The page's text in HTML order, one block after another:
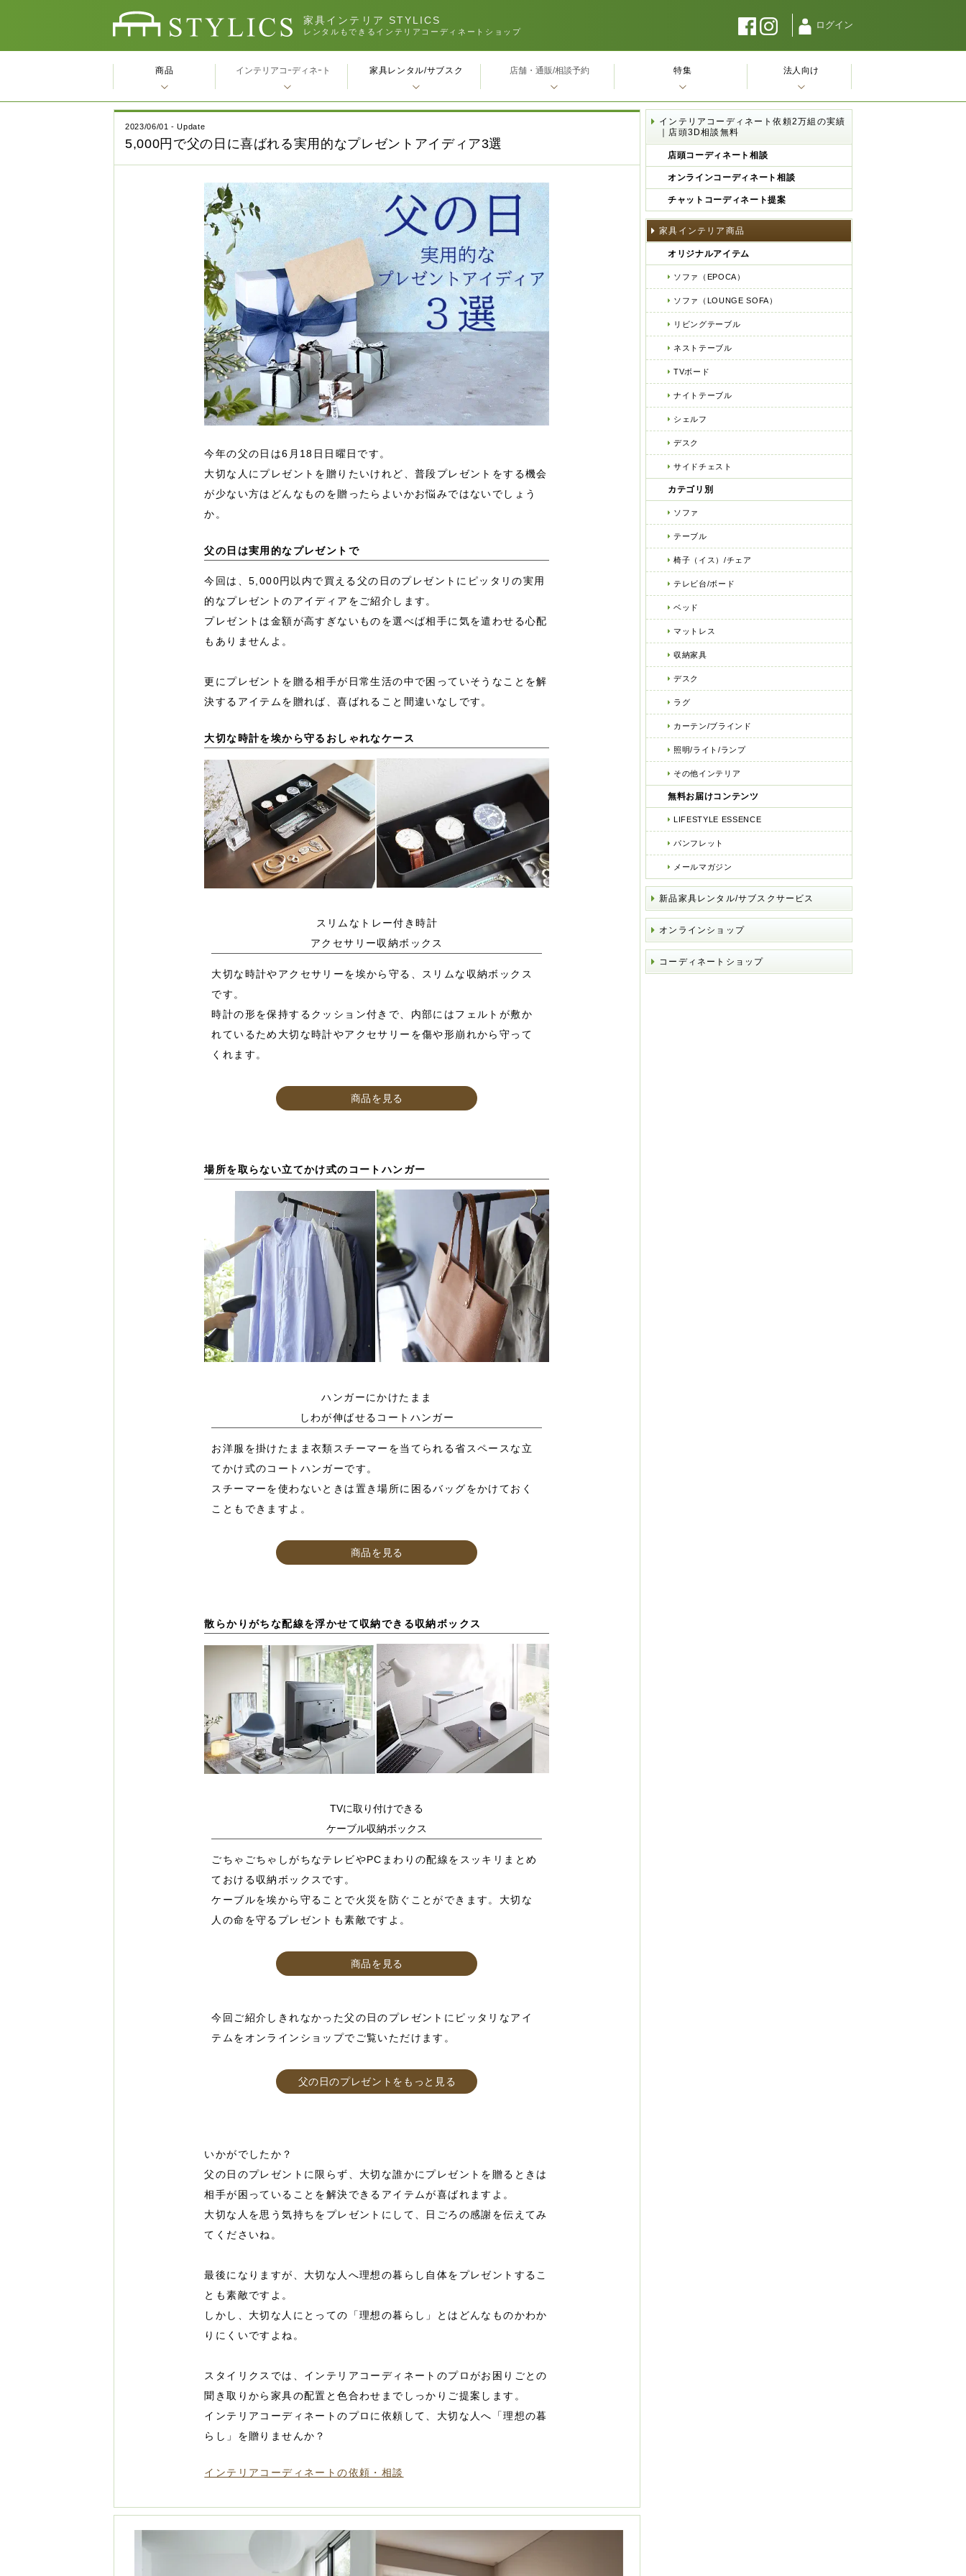
家具インテリア STYLICS
レンタルもできるインテリアコーディネートショップ
ログイン
2023/06/01 - Update
5,000円で父の日に喜ばれる実用的なプレゼントアイディア3選
今年の父の日は6月18日日曜日です。
大切な人にプレゼントを贈りたいけれど、普段プレゼントをする機会
が少ない方はどんなものを贈ったらよいかお悩みではないでしょう
か。
父の日は実用的なプレゼントで
今回は、5,000円以内で買える父の日のプレゼントにピッタリの実用
的なプレゼントのアイディアをご紹介します。
プレゼントは金額が高すぎないものを選べば相手に気を遣わせる心配
もありませんよ。
更にプレゼントを贈る相手が日常生活の中で困っていそうなことを解
決するアイテムを贈れば、喜ばれること間違いなしです。
大切な時計を埃から守るおしゃれなケース
スリムなトレー付き時計
アクセサリー収納ボックス
大切な時計やアクセサリーを埃から守る、スリムな収納ボックス
です。
時計の形を保持するクッション付きで、内部にはフェルトが敷か
れているため大切な時計やアクセサリーを傷や形崩れから守って
くれます。
商品を見る
場所を取らない立てかけ式のコートハンガー
ハンガーにかけたまま
しわが伸ばせるコートハンガー
お洋服を掛けたまま衣類スチーマーを当てられる省スペースな立
てかけ式のコートハンガーです。
スチーマーを使わないときは置き場所に困るバッグをかけておく
こともできますよ。
商品を見る
散らかりがちな配線を浮かせて収納できる収納ボックス
TVに取り付けできる
ケーブル収納ボックス
ごちゃごちゃしがちなテレビやPCまわりの配線をスッキリまとめ
ておける収納ボックスです。
ケーブルを埃から守ることで火災を防ぐことができます。大切な
人の命を守るプレゼントも素敵ですよ。
商品を見る
今回ご紹介しきれなかった父の日のプレゼントにピッタリなアイ
テムをオンラインショップでご覧いただけます。
父の日のプレゼントをもっと見る
いかがでしたか？
父の日のプレゼントに限らず、大切な誰かにプレゼントを贈るときは
相手が困っていることを解決できるアイテムが喜ばれますよ。
大切な人を思う気持ちをプレゼントにして、日ごろの感謝を伝えてみ
てくださいね。
最後になりますが、大切な人へ理想の暮らし自体をプレゼントするこ
とも素敵ですよ。
しかし、大切な人にとっての「理想の暮らし」とはどんなものかわか
りにくいですよね。
スタイリクスでは、インテリアコーディネートのプロがお困りごとの
聞き取りから家具の配置と色合わせまでしっかりご提案します。
インテリアコーディネートのプロに依頼して、大切な人へ「理想の暮
らし」を贈りませんか？
インテリアコーディネートの依頼・相談
インテリアコーディネート依頼2万組の実績
｜店頭3D相談無料
店頭コーディネート相談
オンラインコーディネート相談
チャットコーディネート提案
家具インテリア商品
オリジナルアイテム
ソファ（EPOCA）
ソファ（LOUNGE SOFA）
リビングテーブル
ネストテーブル
TVボード
ナイトテーブル
シェルフ
デスク
サイドチェスト
カテゴリ別
ソファ
テーブル
椅子（イス）/チェア
テレビ台/ボード
ベッド
マットレス
収納家具
デスク
ラグ
カーテン/ブラインド
照明/ライト/ランプ
その他インテリア
無料お届けコンテンツ
LIFESTYLE ESSENCE
パンフレット
メールマガジン
新品家具レンタル/サブスクサービス
オンラインショップ
コーディネートショップ
商品 インテリアコｰディネｰト 家具レンタル/サブスク 店舗・通販/相談予約 特集 法人向け